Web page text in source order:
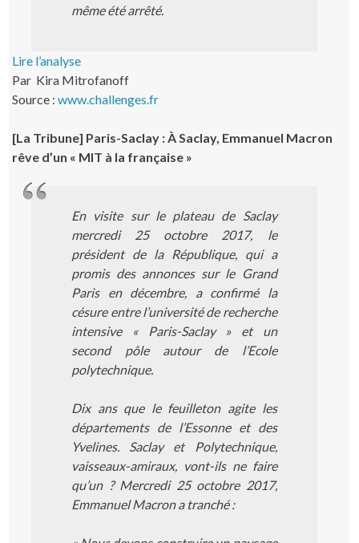
même été arrêté.
Lire l’analyse
Par Kira Mitrofanoff
Source :www.challenges.fr
[La Tribune] Paris-Saclay : À Saclay, Emmanuel Macron
rêve d’un « MIT à la française »
En visite sur le plateau de Saclay
mercredi 25 octobre 2017, le
président de la République, qui a
promis des annonces sur le Grand
Paris en décembre, a confirmé la
césure entre l’université de recherche
intensive « Paris-Saclay » et un
second pôle autour de l’Ecole
polytechnique.
Dix ans que le feuilleton agite les
départements de l’Essonne et des
Yvelines. Saclay et Polytechnique,
vaisseaux-amiraux, vont-ils ne faire
qu’un ? Mercredi 25 octobre 2017,
Emmanuel Macron a tranché :